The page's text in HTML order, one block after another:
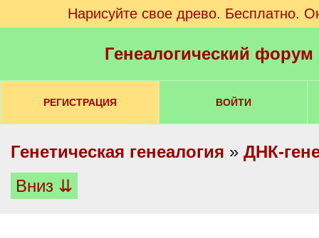
Нарисуйте свое древо. Бесплатно.
Генеалогический
РЕГИСТРАЦИЯ ВОЙТИ
Генетическая генеалогия » ДНК-
Вниз ⇊